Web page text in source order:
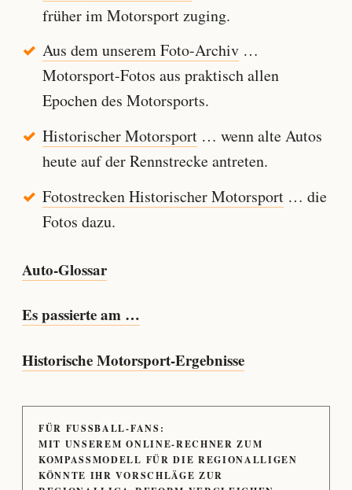
früher im Motorsport zuging.
Aus dem unserem Foto-Archiv…
Motorsport-Fotos aus praktisch allen
Epochen des Motorsports.
Historischer Motorsport… wenn alte Autos
heute auf der Rennstrecke antreten.
Fotostrecken Historischer Motorsport… die
Fotos dazu.
Auto-Glossar
Es passierte am …
Historische Motorsport-Ergebnisse
FÜR FUSSBALL-FANS:
MIT UNSEREM ONLINE-RECHNER ZUM
KOMPASSMODELL FÜR DIE REGIONALLIGEN
KÖNNTE IHR VORSCHLÄGE ZUR